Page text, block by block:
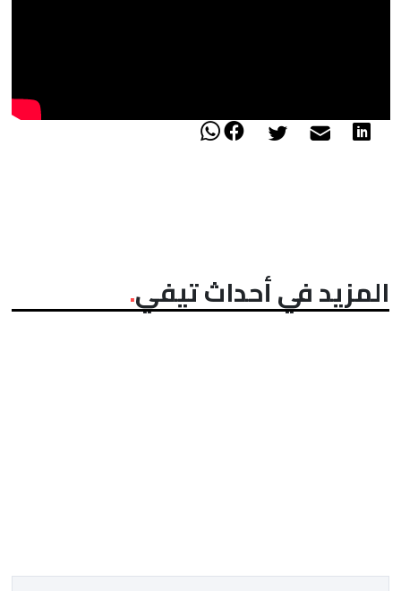
المزيد في أحداث تيفي